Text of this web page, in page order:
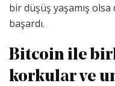
bir düşüş yaşamış olsa
başardı.
Bitcoin ile
korkular ve